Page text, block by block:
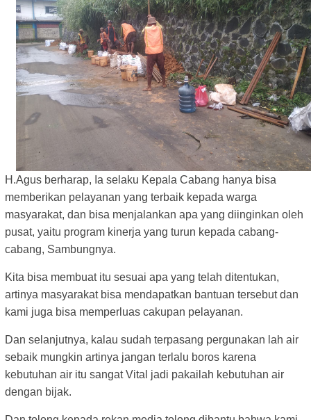
H.Agus berharap, Ia selaku Kepala Cabang hanya bisa
memberikan pelayanan yang terbaik kepada warga
masyarakat, dan bisa menjalankan apa yang diinginkan oleh
pusat, yaitu program kinerja yang turun kepada cabang-
cabang, Sambungnya.
Kita bisa membuat itu sesuai apa yang telah ditentukan,
artinya masyarakat bisa mendapatkan bantuan tersebut dan
kami juga bisa memperluas cakupan pelayanan.
Dan selanjutnya, kalau sudah terpasang pergunakan lah air
sebaik mungkin artinya jangan terlalu boros karena
kebutuhan air itu sangat Vital jadi pakailah kebutuhan air
dengan bijak.